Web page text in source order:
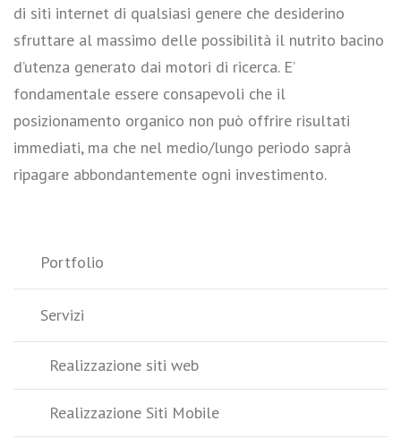
Portfolio
Servizi
Realizzazione siti web
Realizzazione Siti Mobile
di siti internet di qualsiasi genere che desiderino
sfruttare al massimo delle possibilità il nutrito bacino
d’utenza generato dai motori di ricerca. E’
fondamentale essere consapevoli che il
posizionamento organico non può offrire risultati
immediati, ma che nel medio/lungo periodo saprà
ripagare abbondantemente ogni investimento.